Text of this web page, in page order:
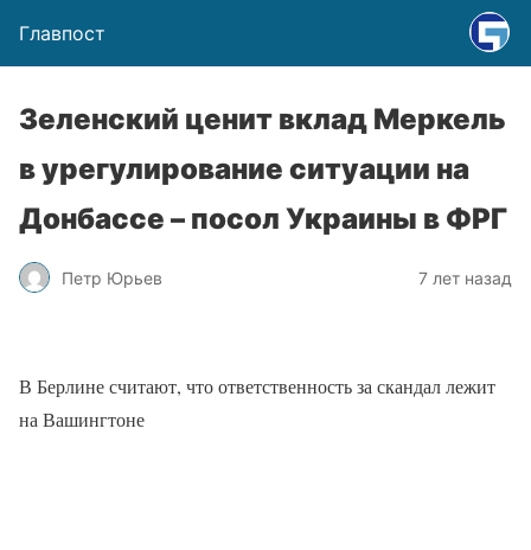
Главпост
Зеленский ценит вклад Меркель
в урегулирование ситуации на
Донбассе – посол Украины в ФРГ
Петр Юрьев 7 лет назад
В Берлине считают, что ответственность за скандал лежит
на Вашингтоне